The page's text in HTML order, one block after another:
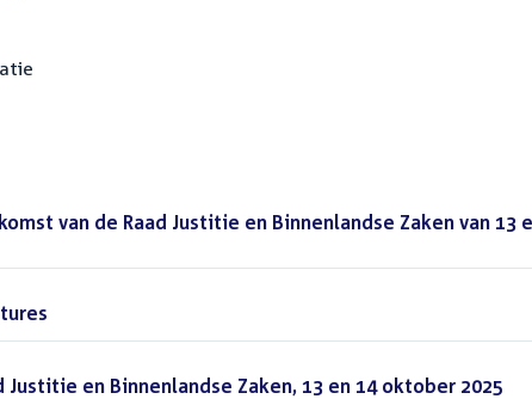
van de Raad Justitie en Binnenlandse Zaken van 13
en Binnenlandse Zaken, 13 en 14 oktober 2025